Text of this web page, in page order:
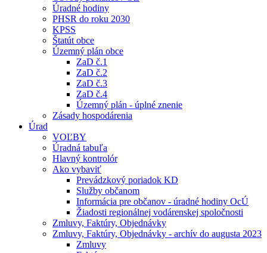
Úradné hodiny
PHSR do roku 2030
KPSS
Štatút obce
Územný plán obce
ZaD č.1
ZaD č.2
ZaD č.3
ZaD č.4
Územný plán - úplné znenie
Zásady hospodárenia
Úrad
VOĽBY
Úradná tabuľa
Hlavný kontrolór
Ako vybaviť
Prevádzkový poriadok KD
Služby občanom
Informácia pre občanov - úradné hodiny OcÚ
Žiadosti regionálnej vodárenskej spoločnosti
Zmluvy, Faktúry, Objednávky
Zmluvy, Faktúry, Objednávky - archív do augusta 2023
Zmluvy